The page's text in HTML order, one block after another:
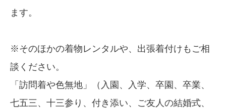
ます。
※そのほかの着物レンタルや、出張着付けもご相
談ください。
「訪問着や色無地」（入園、入学、卒園、卒業、
七五三、十三参り、付き添い、ご友人の結婚式、